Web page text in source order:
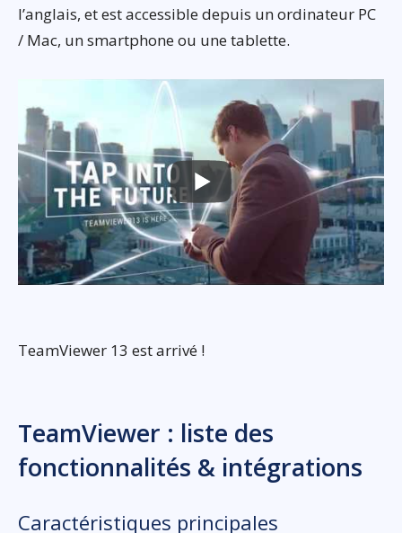
l’anglais, et est accessible depuis un ordinateur PC
/ Mac, un smartphone ou une tablette.
TeamViewer 13 est arrivé !
TeamViewer : liste des
fonctionnalités & intégrations
Caractéristiques principales